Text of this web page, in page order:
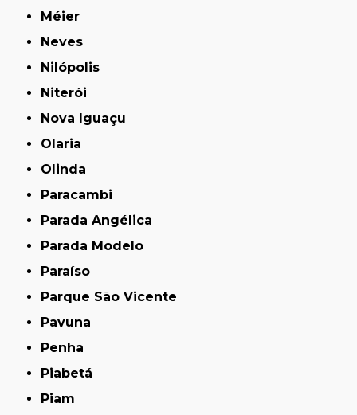
Méier
Neves
Nilópolis
Niterói
Nova Iguaçu
Olaria
Olinda
Paracambi
Parada Angélica
Parada Modelo
Paraíso
Parque São Vicente
Pavuna
Penha
Piabetá
Piam